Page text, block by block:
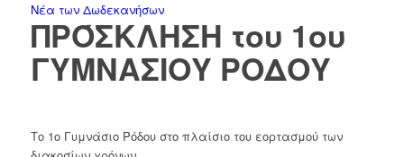
Νέα των Δωδεκανήσων
ΠΡΌΣΚΛΗΣΗ του 1ου
ΓΥΜΝΑΣΙΟΥ ΡΟΔΟΥ
Το 1ο Γυμνάσιο Ρόδου στο πλαίσιο του εορτασμού των